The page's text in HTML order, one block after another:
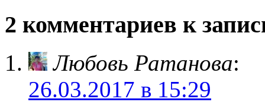
2 комментариев к
Любовь Ратанова:
26.03.2017 в 15:29